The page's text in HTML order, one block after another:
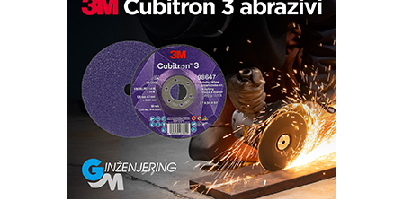
IB BLUMENAUER - više od 40 godina
poverenja u industriji
COMBYPACK
RMQ-TITAN ADVANCED INDICATOR
– Pametna signalizacija za efikasnije
upravljanje mašinama
Sigurnije ispitivanje transformatora u
solarnim elektranama i vetroparkovima
Pranje točkova na gradilištu- standard
modernog i odgovornog građenja